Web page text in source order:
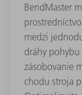
BendMaster
medzi
dráhy
zásobovanie
chodu stroja